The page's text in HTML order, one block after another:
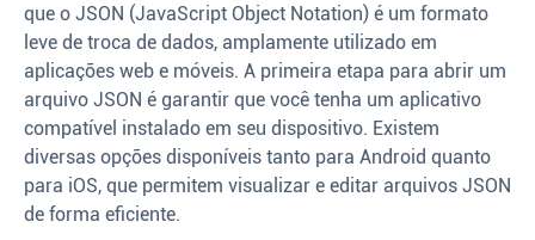
que o JSON (JavaScript Object Notation) é um formato
leve de troca de dados, amplamente utilizado em
aplicações web e móveis. A primeira etapa para abrir um
arquivo JSON é garantir que você tenha um aplicativo
compatível instalado em seu dispositivo. Existem
diversas opções disponíveis tanto para Android quanto
para iOS, que permitem visualizar e editar arquivos JSON
de forma eficiente.